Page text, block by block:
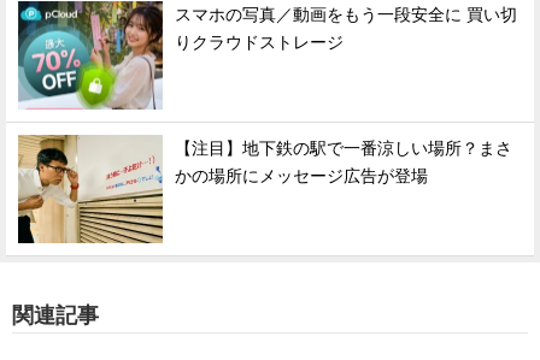
スマホの写真／動画をもう一段安全に 買い切
りクラウドストレージ
【注目】地下鉄の駅で一番涼しい場所？まさ
かの場所にメッセージ広告が登場
関連記事